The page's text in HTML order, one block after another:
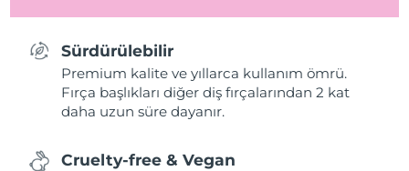
Sürdürülebilir
Premium kalite ve yıllarca kullanım ömrü.
Fırça başlıkları diğer diş fırçalarından 2 kat
daha uzun süre dayanır.
Cruelty-free & Vegan